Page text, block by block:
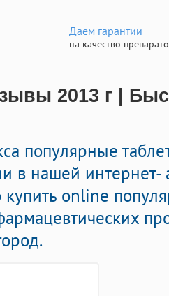
Даем гарантии
на качество
2013 г |
популярные
в нашей интернет-
online